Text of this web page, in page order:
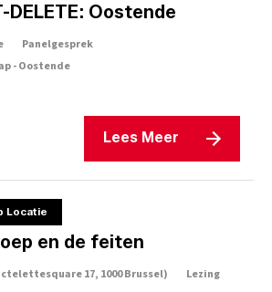
DELETE: Oostende
Panelgesprek
- Oostende
Lees Meer
Locatie
en de feiten
17, 1000 Brussel)
Lezing